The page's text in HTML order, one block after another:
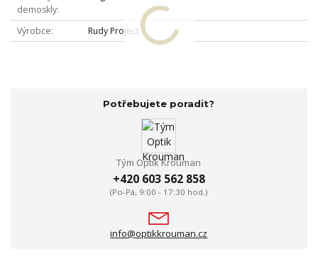
demoskly
Výrobce Rudy Project
Potřebujete poradit?
Tým Optik Krouman
+420 603 562 858
(Po-Pá, 9:00 - 17:30 hod.)
info@optikkrouman.cz